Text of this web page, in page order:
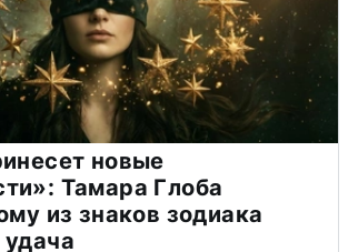
новые
Тамара Глоба
из знаков зодиака